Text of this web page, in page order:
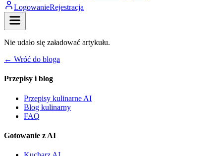
LogowanieRejestracja
Nie udało się załadować artykułu.
← Wróć do bloga
Przepisy i blog
Przepisy kulinarne AI
Blog kulinarny
FAQ
Gotowanie z AI